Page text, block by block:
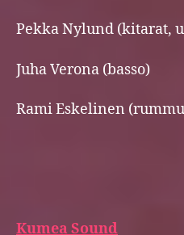
Pekka Nylund (kitarat,
Juha Verona (basso)
Rami Eskelinen
Kumea Sound